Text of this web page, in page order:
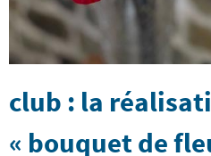
club : la
« bouquet de